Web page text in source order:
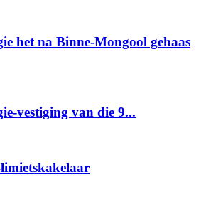
het na Binne-Mongool gehaas
vestiging van die 9...